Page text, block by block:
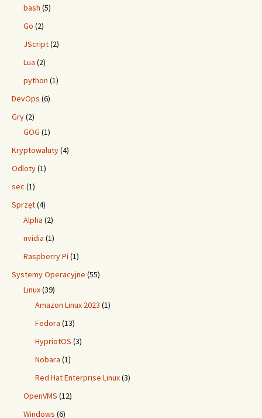
bash (5)
Go (2)
JScript(2)
Lua (2)
python (1)
DevOps (6)
Gry(2)
GOG (1)
Kryptowaluty(4)
Odloty(1)
sec (1)
Sprzęt(4)
Alpha (2)
nvidia (1)
Raspberry Pi (1)
Systemy Operacyjne (55)
Linux(39)
Amazon Linux 2023 (1)
Fedora (13)
HypriotOS (3)
Nobara (1)
Red Hat Enterprise Linux(3)
OpenVMS (12)
Windows (6)